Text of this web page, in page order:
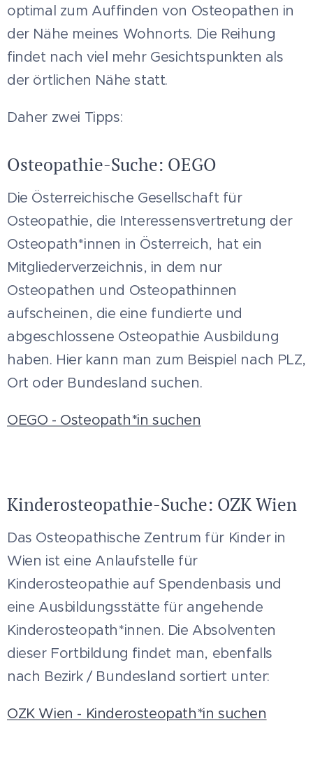
optimal zum Auffinden von Osteopathen in
der Nähe meines Wohnorts. Die Reihung
findet nach viel mehr Gesichtspunkten als
der örtlichen Nähe statt.
Daher zwei Tipps:
Osteopathie-Suche: OEGO
Die Österreichische Gesellschaft für
Osteopathie, die Interessensvertretung der
Osteopath*innen in Österreich, hat ein
Mitgliederverzeichnis, in dem nur
Osteopathen und Osteopathinnen
aufscheinen, die eine fundierte und
abgeschlossene Osteopathie Ausbildung
haben. Hier kann man zum Beispiel nach PLZ,
Ort oder Bundesland suchen.
OEGO - Osteopath*in suchen
Kinderosteopathie-Suche: OZK Wien
Das Osteopathische Zentrum für Kinder in
Wien ist eine Anlaufstelle für
Kinderosteopathie auf Spendenbasis und
eine Ausbildungsstätte für angehende
Kinderosteopath*innen. Die Absolventen
dieser Fortbildung findet man, ebenfalls
nach Bezirk / Bundesland sortiert unter:
OZK Wien - Kinderosteopath*in suchen